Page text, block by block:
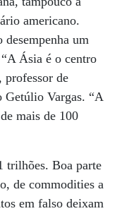
americano.
desempenha um
Ásia é o centro
de
Getúlio Vargas. “A
mais de 100
trilhões. Boa parte
de commodities a
em falso deixam